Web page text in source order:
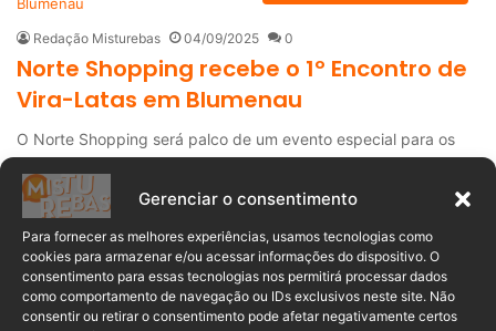
Gerenciar o consentimento
Para fornecer as melhores experiências, usamos tecnologias como
cookies para armazenar e/ou acessar informações do dispositivo. O
consentimento para essas tecnologias nos permitirá processar dados
como comportamento de navegação ou IDs exclusivos neste site. Não
consentir ou retirar o consentimento pode afetar negativamente certos
Redação Misturebas 04/09/2025 0
Norte Shopping recebe o 1º Encontro de
Vira-Latas em Blumenau
O Norte Shopping será palco de um evento especial para os
Leia mais »
Notícias de Educação
Redação Misturebas 21/08/2025 0